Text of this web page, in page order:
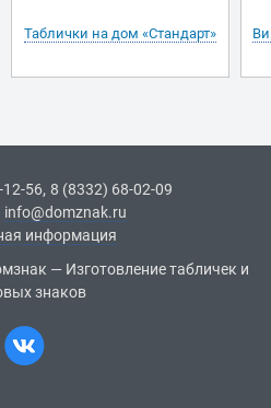
Таблички на дом «Стандарт»
56, 8 (8332) 68-02-09
info@domznak.ru
информация
— Изготовление табличек и
знаков